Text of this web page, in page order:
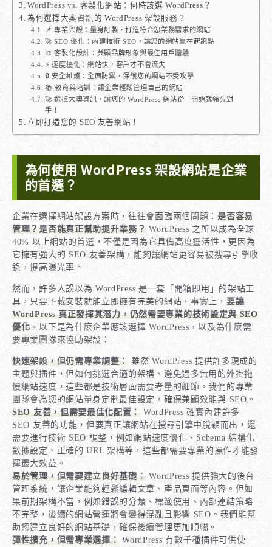
WordPress vs. 客製化網站：何時該選 WordPress？
為何選擇大奧資訊的 WordPress 架設服務？
📌 專業架設：量身訂製，打造符合您業務需求的網站
🚀 SEO 優化：內建技術 SEO，讓您的網站贏在起跑點
🎨 客製化設計：兼顧品牌形象與最佳用戶體驗
⚡ 速度優化：網站快，客戶才不會流失
🔒 安全維護：全面防禦，保護您的網站不受攻擊
📚 教育與培訓：讓企業輕鬆管理自己的網站
🚀 選擇大奧資訊，讓您的 WordPress 網站從一開始就領先對
手！
立即打造您的 SEO 友善網站！
為何使用 WordPress 架設網站是企業
的首選？
企業在選擇網站架設方案時，往往會面臨兩個問題：是否容易
管理？是否能真正幫助提升業務？WordPress 之所以成為全球
40% 以上網站的首選，不僅是因為它具備高度靈活性，更因為
它擁有強大的 SEO 友善架構，能夠讓網站更容易被搜尋引擎收
錄，提高曝光率。
然而，許多人誤以為 WordPress 是一套「開箱即用」的架站工
具，只要下載安裝就能立即擁有完美的網站，事實上，要讓
WordPress 真正發揮其潛力，仍然需要專業的技術設定與 SEO
優化 。以下是為什麼企業應該選擇 WordPress，以及為什麼需
要專業團隊來協助架設：
快速架設，但仍需專業調整： 雖然 WordPress 提供許多現成的
主題與插件，但如何挑選合適的架構、避免過多無用的外掛拖
慢網站速度，這些都是技術層面需要考量的細節。我們的專業
團隊會為您的網站量身定制最佳設定，確保兼顧效能與 SEO。
SEO 友善，但需要最佳化配置： WordPress 確實內建許多
SEO 友善的功能，但要真正讓網站在搜尋引擎中脫穎而出，還
需要進行技術 SEO 調整，例如網站速度優化、Schema 結構化
數據設定、正確的 URL 架構等，這些都需要專業的操作才能發
揮最大效益。
易於管理，但需要建立良好基礎：WordPress 提供強大的後台
管理系統，讓企業能夠輕鬆編輯文章、產品頁面等內容。但如
果前期架構不當，例如錯誤的分類、標籤使用、內部連結策略
不完整，後續的網站營運將會變得混亂且影響 SEO。我們能幫
助您建立良好的網站基礎，確保後續管理更加順暢。
彈性擴充，但需專業選擇： WordPress 有數千種插件可供使